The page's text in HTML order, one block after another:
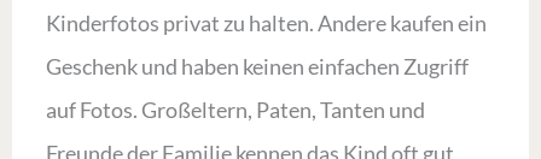
Kinderfotos privat zu halten. Andere kaufen ein
Geschenk und haben keinen einfachen Zugriff
auf Fotos. Großeltern, Paten, Tanten und
Freunde der Familie kennen das Kind oft gut